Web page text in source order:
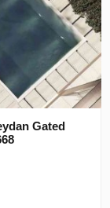
Gated